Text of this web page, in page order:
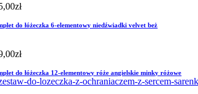
zł
do łóżeczka 6-elementowy niedźwiadki velvet beż
zł
do łóżeczka 12-elementowy róże angielskie minky różowe